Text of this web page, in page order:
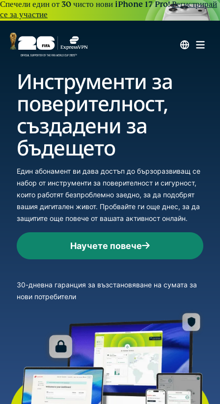
Спечели един от 30 чисто нови iPhone 17 Pro!Регистрирай
се за участие
Инструменти за
поверителност,
създадени за
бъдещето
Един абонамент ви дава достъп до бързоразвиващ се
набор от инструменти за поверителност и сигурност,
които работят безпроблемно заедно, за да подобрят
вашия дигитален живот. Пробвайте ги още днес, за да
защитите още повече от вашата активност онлайн.
Научете повече
30-дневна гаранция за възстановяване на сумата за
нови потребители